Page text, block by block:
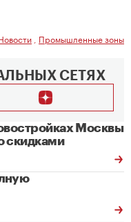
Промышленные зоны
СЕТЯХ
Москвы
скидками